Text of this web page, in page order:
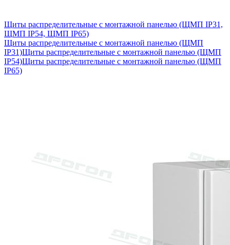
Щиты распределительные с монтажной панелью (ЩМП IP31,
ЩМП IP54, ЩМП IP65)
Щиты распределительные с монтажной панелью (ЩМП
IP31)Щиты распределительные с монтажной панелью (ЩМП
IP54)Щиты распределительные с монтажной панелью (ЩМП
IP65)